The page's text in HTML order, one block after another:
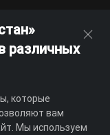
различных
которые
вам
Мы используем